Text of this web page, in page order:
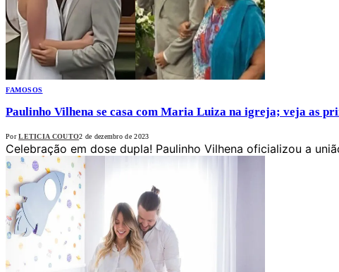
FAMOSOS
Paulinho Vilhena se casa com Maria Luiza na igreja; veja as
Por LETICIA COUTO2 de dezembro de 2023
Celebração em dose dupla! Paulinho Vilhena oficializou a